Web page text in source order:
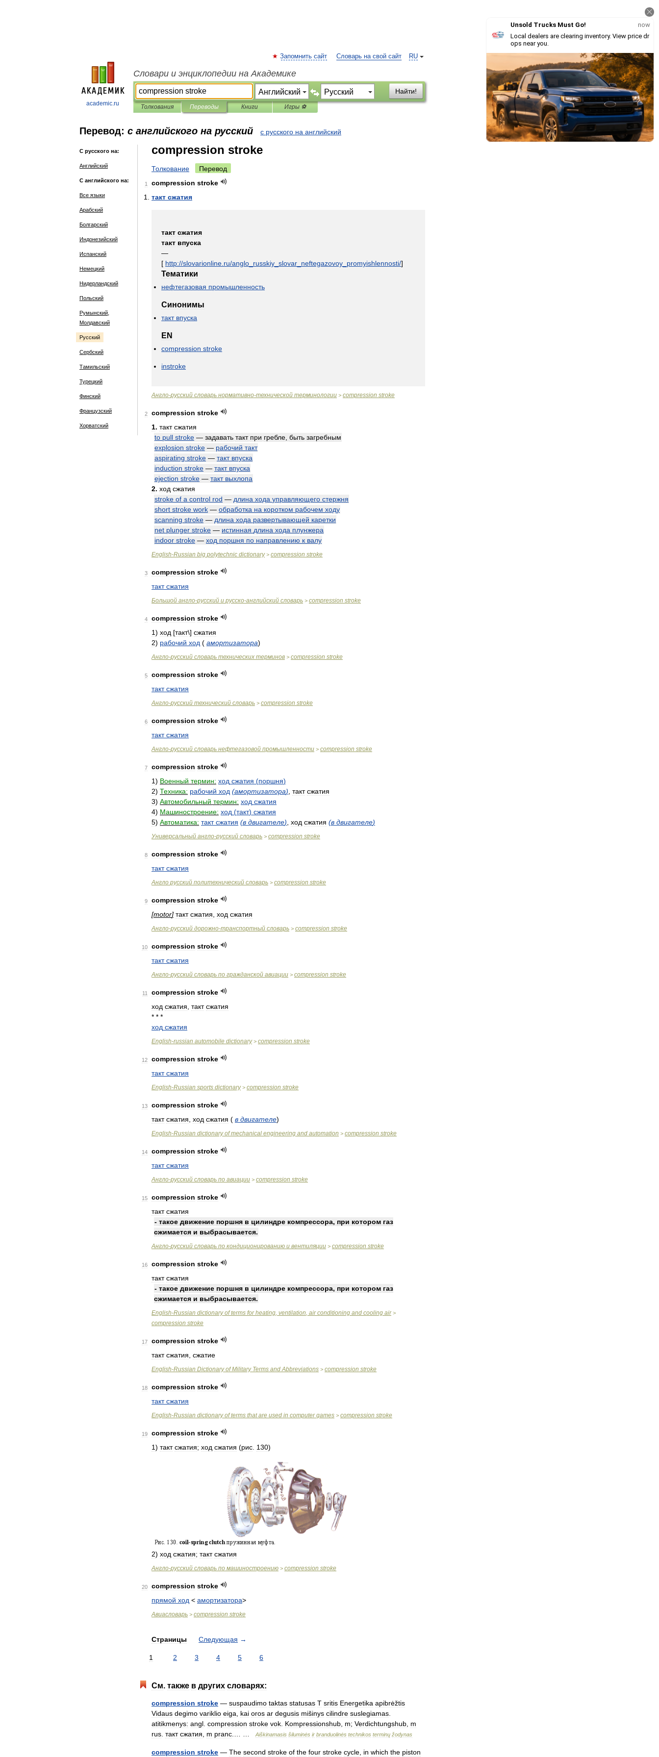
academic.ru
RU
Запомнить сайт Словарь на свой сайт
Словари и энциклопедии на Академике
Найти!
Толкования Переводы Книги Игры ⚽
Перевод: с английского на русский с русского на английский
С русского на:
Английский
С английского на:
Все языки
Арабский
Болгарский
Индонезийский
Испанский
Немецкий
Нидерландский
Польский
Румынский,
Молдавский
Русский
Сербский
Тамильский
Турецкий
Финский
Французский
Хорватский
compression stroke
Толкование Перевод
1 compression stroke
такт сжатия
такт сжатия
такт впуска
—
[ http://slovarionline ru/anglo russkiy slovar neftegazovoy promyishlennosti/]
Тематики
нефтегазовая промышленность
Синонимы
такт впуска
EN
compression stroke
instroke
Англо-русский словарь нормативно-технической терминологии > compression stroke
2 compression stroke
1. такт сжатия
to pull stroke — задавать такт при гребле быть загребным
explosion stroke — рабочий такт
aspirating stroke — такт впуска
induction stroke — такт впуска
ejection stroke — такт выхлопа
2. ход сжатия
stroke of a control rod — длина хода управляющего стержня
short stroke work — обработка на коротком рабочем ходу
scanning stroke — длина хода развертывающей каретки
net plunger stroke — истинная длина хода плунжера
indoor stroke — ход поршня по направлению к валу
English-Russian big polytechnic dictionary> compression stroke
3 compression stroke
такт сжатия
Большой англо-русский и русско-английский словарь > compression stroke
4 compression stroke
1) ход [такт\] сжатия
2) рабочий ход ( амортизатора)
Англо-русский словарь технических терминов > compression stroke
5 compression stroke
такт сжатия
Англо-русский технический словарь > compression stroke
6 compression stroke
такт сжатия
Англо-русский словарь нефтегазовой промышленности > compression stroke
7 compression stroke
1) Военный термин: ход сжатия (поршня)
2) Техника: рабочий ход (амортизатора) такт сжатия
3) Автомобильный термин: ход сжатия
4) Машиностроение: ход (такт) сжатия
5) Автоматика: такт сжатия (в двигателе) ход сжатия (в двигателе)
Универсальный англо-русский словарь > compression stroke
8 compression stroke
такт сжатия
Англо русский политехнический словарь > compression stroke
9 compression stroke
[motor] такт сжатия ход сжатия
Англо-русский дорожно-транспортный словарь > compression stroke
10 compression stroke
такт сжатия
Англо-русский словарь по гражданской авиации > compression stroke
11 compression stroke
ход сжатия такт сжатия
* * *
ход сжатия
English-russian automobile dictionary> compression stroke
12 compression stroke
такт сжатия
English-Russian sports dictionary> compression stroke
13 compression stroke
такт сжатия ход сжатия ( в двигателе)
English-Russian dictionary of mechanical engineering and automation > compression stroke
14 compression stroke
такт сжатия
Англо-русский словарь по авиации > compression stroke
15 compression stroke
такт сжатия
- такое движение поршня в цилиндре компрессора, при котором газ
сжимается и выбрасывается.
Англо-русский словарь по кондиционированию и вентиляции > compression stroke
16 compression stroke
такт сжатия
- такое движение поршня в цилиндре компрессора, при котором газ
сжимается и выбрасывается.
English-Russian dictionary of terms for heating, ventilation, air conditioning and cooling air>
compression stroke
17 compression stroke
такт сжатия сжатие
English-Russian Dictionary of Military Terms and Abbreviations > compression stroke
18 compression stroke
такт сжатия
English-Russian dictionary of terms that are used in computer games > compression stroke
19 compression stroke
1) такт сжатия; ход сжатия (рис 130)
2) ход сжатия; такт сжатия
Англо-русский словарь по машиностроению > compression stroke
20 compression stroke
прямой ход < амортизатора>
Авиасловарь > compression stroke
Страницы Следующая →
1 2 3 4 5 6
См. также в других словарях:
compression stroke — suspaudimo taktas statusas T sritis Energetika apibrėžtis
Vidaus degimo variklio eiga, kai oros ar degusis mišinys cilindre suslegiamas.
atitikmenys: angl. compression stroke vok. Kompressionshub, m; Verdichtungshub, m
rus. такт сжатия, m pranc.… …Aiškinamasis šiluminės ir branduolinės technikos terminų žodynas
compression stroke — The second stroke of the four stroke cycle, in which the piston